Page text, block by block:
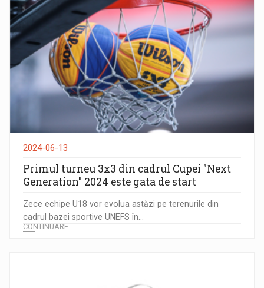
2024-06-13
Primul turneu 3x3 din cadrul Cupei "Next
Generation" 2024 este gata de start
Zece echipe U18 vor evolua astăzi pe terenurile din
cadrul bazei sportive UNEFS în...
CONTINUARE